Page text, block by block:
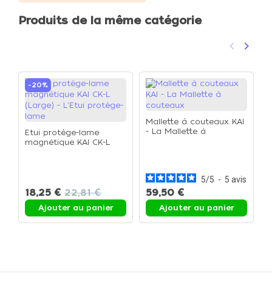
Produits de la même catégorie
Précédent
keyboard_arrow_left keyboard_arrow_right
-20%
Etui protège-lame
magnétique KAI CK-L
18,25 € 22,81 €
Ajouter au panier
Mallette à couteaux KAI
- La Mallette à
5/5 - 5 avis
59,50 €
Ajouter au panier